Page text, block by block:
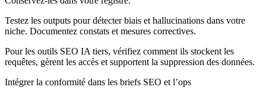
Testez les outputs pour détecter biais et hallucinations dans votre
niche. Documentez constats et mesures correctives.
Pour les outils SEO IA tiers, vérifiez comment ils stockent les
requêtes, gèrent les accès et supportent la suppression des données.
Intégrer la conformité dans les briefs SEO et l’ops